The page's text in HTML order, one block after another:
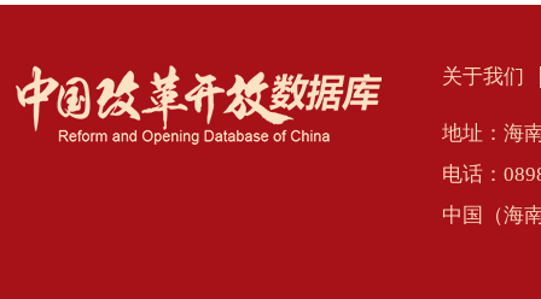
关于我们
地址：海
电话：
中国（海